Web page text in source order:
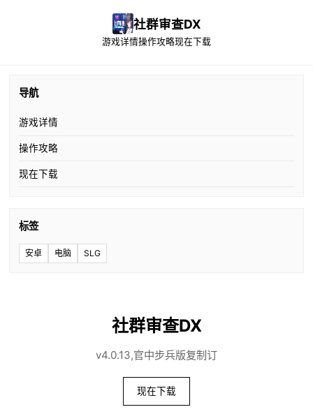
社群审查DX
游戏详情操作攻略现在下载
导航
游戏详情
操作攻略
现在下载
标签
安卓 电脑 SLG
社群审查DX
v4.0.13,官中步兵版复制订
现在下载